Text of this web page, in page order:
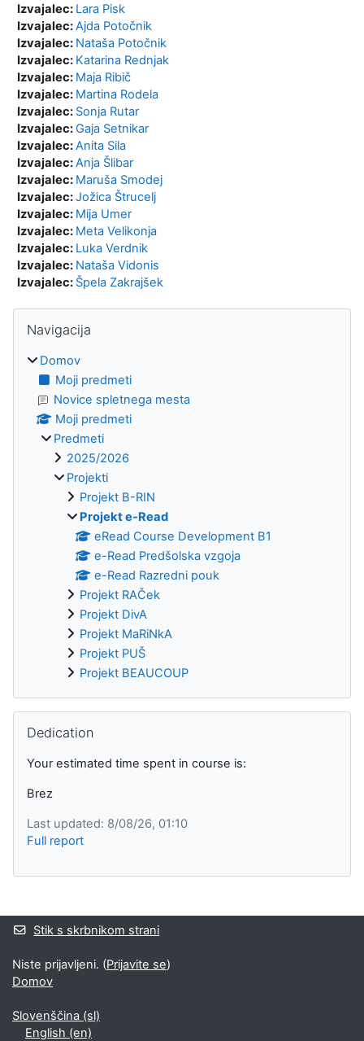
Izvajalec: Lara Pisk
Izvajalec:Ajda Potočnik
Izvajalec: Nataša Potočnik
Izvajalec: Katarina Rednjak
Izvajalec: Maja Ribič
Izvajalec: Martina Rodela
Izvajalec: Sonja Rutar
Izvajalec:Gaja Setnikar
Izvajalec:Anita Sila
Izvajalec:Anja Šlibar
Izvajalec: Maruša Smodej
Izvajalec:Jožica Štrucelj
Izvajalec: Mija Umer
Izvajalec: Meta Velikonja
Izvajalec: Luka Verdnik
Izvajalec: Nataša Vidonis
Izvajalec: Špela Zakrajšek
Bloki
Navigacija
Domov
Moji predmeti
Novice spletnega mesta
Moji predmeti
Predmeti
2025/2026
Projekti
Projekt B-RIN
Projekt e-Read
eRead Course Development B1
e-Read Predšolska vzgoja
e-Read Razredni pouk
Projekt RAČek
Projekt DivA
Projekt MaRiNkA
Projekt PUŠ
Projekt BEAUCOUP
Dedication
Your estimated time spent in course is:
Brez
Last updated: 8/08/26, 01:10
Full report
Supplementary blocks
Stik s skrbnikom strani
Niste prijavljeni. (Prijavite se)
Domov
Slovenščina ‎(sl)‎
English ‎(en)‎